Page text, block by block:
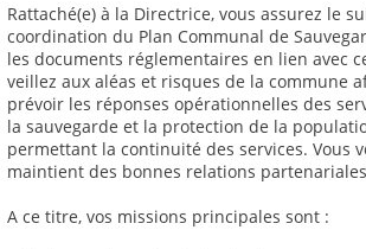
Rattaché(e) à la Directrice, vous assurez le
coordination du Plan Communal de
les documents réglementaires en lien avec
veillez aux aléas et risques de la commune
prévoir les réponses opérationnelles des
la sauvegarde et la protection de la
permettant la continuité des services. Vous
maintient des bonnes relations
A ce titre, vos missions principales sont :